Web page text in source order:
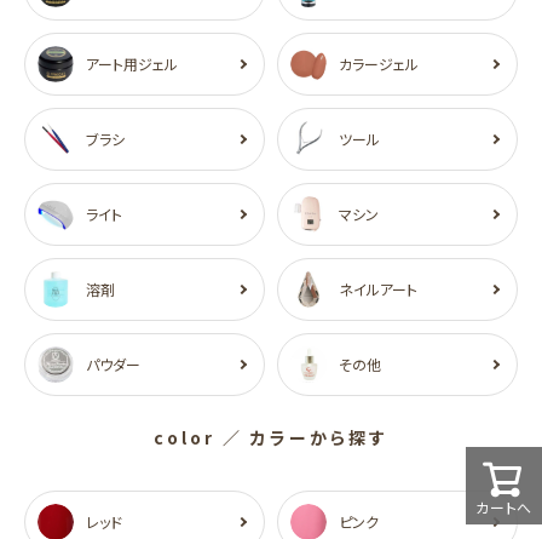
アート用ジェル カラージェル
ブラシ ツール
ライト マシン
溶剤 ネイルアート
パウダー その他
color ／ カラーから探す
レッド ピンク
カートへ